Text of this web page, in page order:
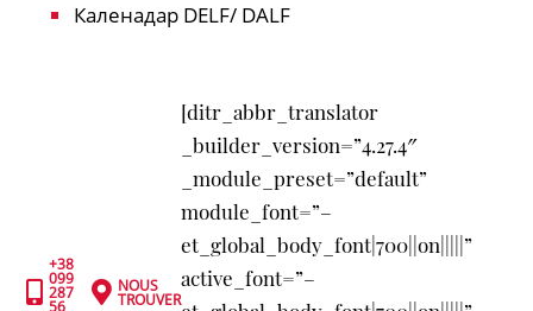
Каленадар DELF/ DALF

+38
099
287  NOUS
TROUVER
[ditr_abbr_translator
_builder_version=”4.27.4″
_module_preset=”default”
module_font=”–
et_global_body_font|700||on|||||”
active_font=”–